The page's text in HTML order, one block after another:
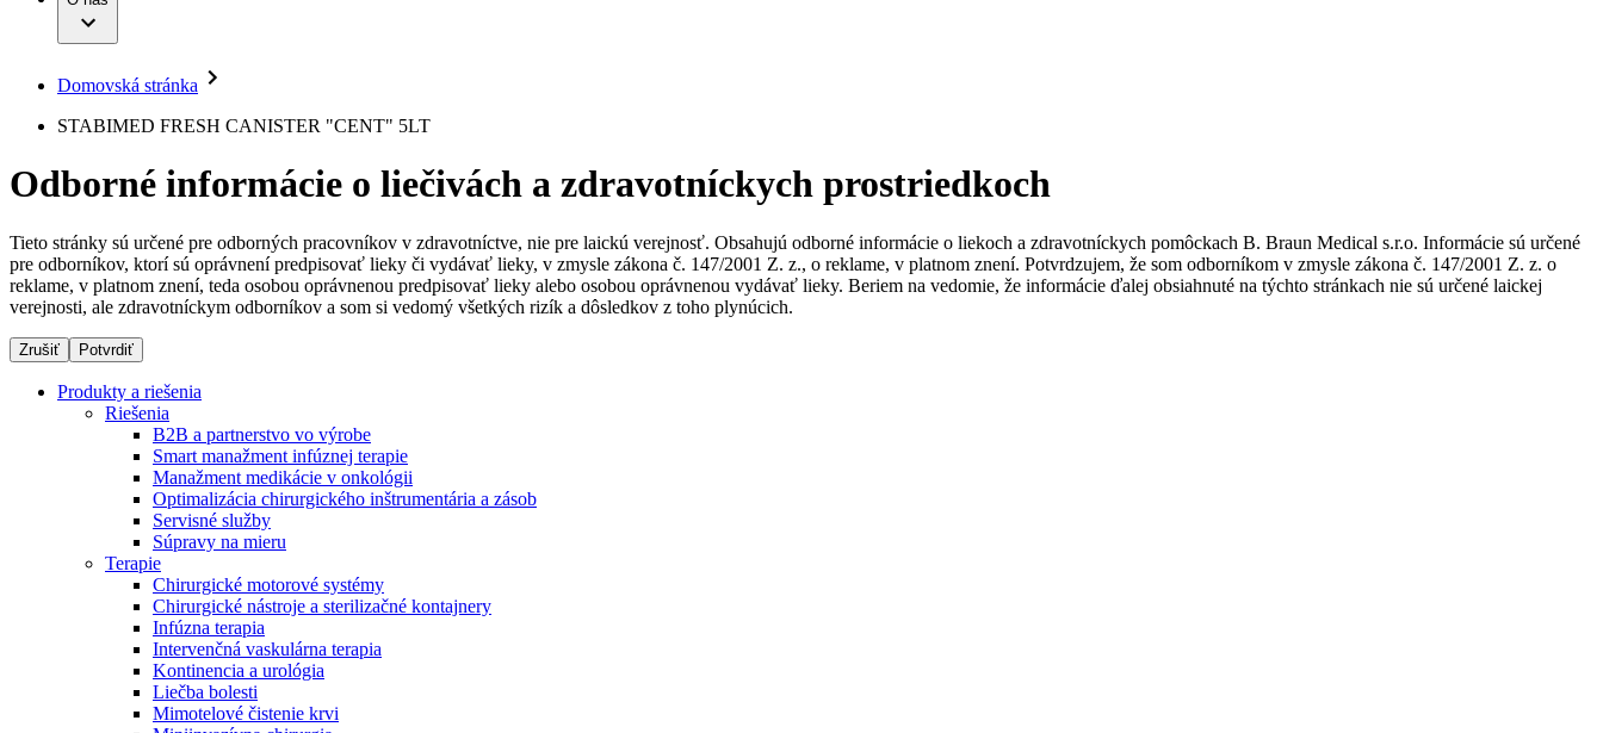
Liečba bolesti
Mimotelové čistenie krvi
Neurochirurgia
Onkológia
Ortopédia
Spinálna chirurgia
Starostlivosť o rany
Starostlivosť o stómiu
Uzatváranie rán
Terapie
Ochorenia
Služby pre pacientov
Vaša príležitosť
Médiá
Tlačové správy
Kontakt
Spoločnosť
Zodpovednosť
Médiá
Kontakt
Domovská stránka
STABIMED FRESH CANISTER "CENT" 5LT
Odborné informácie o liečivách a zdravotníckych prostriedkoch
Tieto stránky sú určené pre odborných pracovníkov v zdravotníctve, nie pre laickú verejnosť. Obsahujú odborné informácie o liekoch a zdravotníckych pomôckach B. Braun Medical s.r.o. Informácie sú určené
pre odborníkov, ktorí sú oprávnení predpisovať lieky či vydávať lieky, v zmysle zákona č. 147/2001 Z. z., o reklame, v platnom znení. Potvrdzujem, že som odborníkom v zmysle zákona č. 147/2001 Z. z. o
reklame, v platnom znení, teda osobou oprávnenou predpisovať lieky alebo osobou oprávnenou vydávať lieky. Beriem na vedomie, že informácie ďalej obsiahnuté na týchto stránkach nie sú určené laickej
verejnosti, ale zdravotníckym odborníkov a som si vedomý všetkých rizík a dôsledkov z toho plynúcich.
Zrušiť Potvrdiť
Produkty a riešenia
Riešenia
B2B a partnerstvo vo výrobe
Smart manažment infúznej terapie
Manažment medikácie v onkológii
Optimalizácia chirurgického inštrumentária a zásob
Servisné služby
Súpravy na mieru
Terapie
Chirurgické motorové systémy
Chirurgické nástroje a sterilizačné kontajnery
Infúzna terapia
Intervenčná vaskulárna terapia
Kontinencia a urológia
Liečba bolesti
Mimotelové čistenie krvi